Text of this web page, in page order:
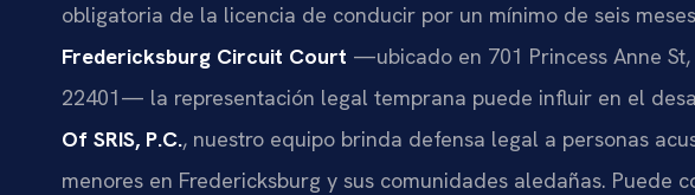
obligatoria de la licencia de conducir por un mínimo de seis
Fredericksburg Circuit Court —ubicado en 701 Princess Anne
22401— la representación legal temprana puede influir en el
Of SRIS, P.C., nuestro equipo brinda defensa legal a personas
menores en Fredericksburg y sus comunidades aledañas. Puede